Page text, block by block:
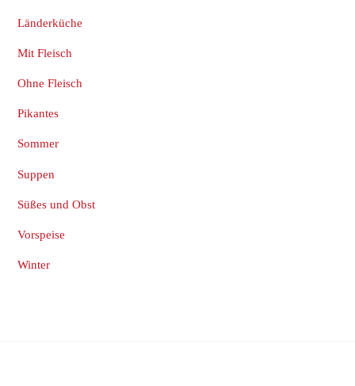
Länderküche
Mit Fleisch
Ohne Fleisch
Pikantes
Sommer
Suppen
Süßes und Obst
Vorspeise
Winter